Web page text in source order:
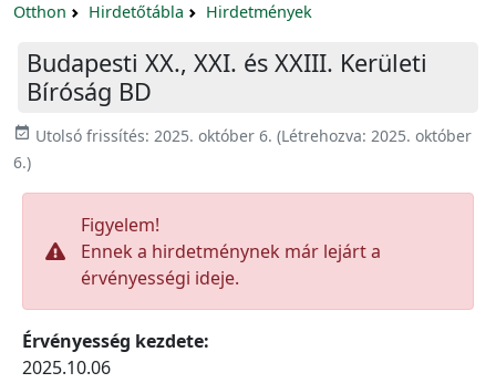
Otthon Hirdetőtábla Hirdetmények
Budapesti XX., XXI. és XXIII. Kerületi
Bíróság BD
event_available Utolsó frissítés: 2025. október 6. (Létrehozva: 2025. október
6.)
Figyelem!
Ennek a hirdetménynek már lejárt a
érvényességi ideje.
Érvényesség kezdete:
2025.10.06